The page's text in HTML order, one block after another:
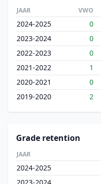
JAAR VWO
2024-2025 0
2023-2024
0
2022-2023
0
2021-2022
1
2020-2021
0
2019-2020
2
Grade retention
JAAR
2024-2025